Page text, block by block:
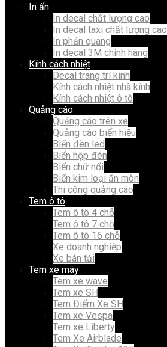
In ấn
In decal chất lượng cao
In decal taxi chất lượng cao
In phản quang
In decal 3M chính hãng
Kính cách nhiệt
Decal trang trí kinh
Kính cách nhiệt nhà kính
Kính cách nhiệt ô tô
Quảng cáo
Quảng cáo trên xe
Quảng cáo biển hiệu
Biển đèn led
Biển hộp đèn
Biển chữ nổi
Biển kim loại ăn mòn
Thi công quảng cáo
Tem ô tô
Tem ô tô 4 chỗ
Tem ô tô 7 chỗ
Tem ô tô 16 chỗ
Xe doanh nghiệp
Xe bán tải
Tem xe máy
Tem xe wave
Tem xe SH
Tem Điểm Xe SH
Tem xe Vespa
Tem xe Liberty
Tem Xe Airblade